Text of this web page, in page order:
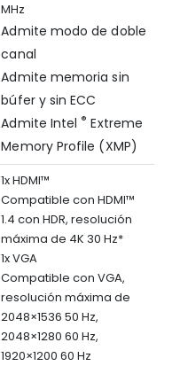
MHz
Admite modo de doble
canal
Admite memoria sin
búfer y sin ECC
Admite Intel ® Extreme
Memory Profile (XMP)
1x HDMI™
Compatible con HDMI™
1.4 con HDR, resolución
máxima de 4K 30 Hz*
1x VGA
Compatible con VGA,
resolución máxima de
2048×1536 50 Hz,
2048×1280 60 Hz,
1920×1200 60 Hz